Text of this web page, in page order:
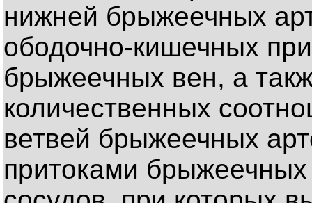
нижней брыжеечных
ободочно-кишечных
брыжеечных вен, а
количественных
ветвей брыжеечных
притоками